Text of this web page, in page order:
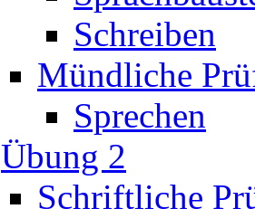
Schreiben
Mündliche
Sprechen
Übung 2
Schriftliche